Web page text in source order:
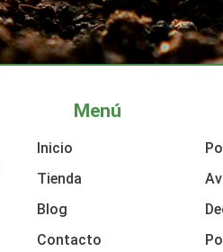
Menú
Inicio
Tienda
Blog
Contacto